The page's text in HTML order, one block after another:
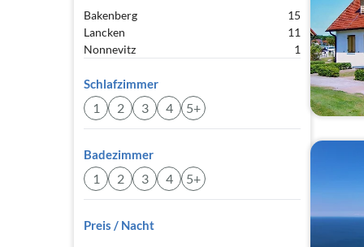
Bakenberg
15
Lancken
11
Nonnevitz
1
Schlafzimmer
1 2 3 4 5+
Badezimmer
1 2 3 4 5+
Preis / Nacht